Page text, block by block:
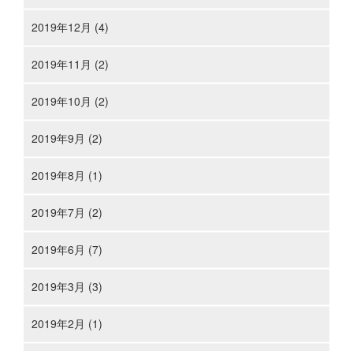
2019年12月 (4)
2019年11月 (2)
2019年10月 (2)
2019年9月 (2)
2019年8月 (1)
2019年7月 (2)
2019年6月 (7)
2019年3月 (3)
2019年2月 (1)